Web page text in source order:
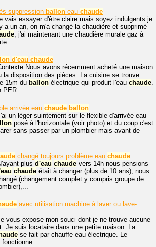
suppression ballon eau chaude
vais essayer d'être claire mais soyez indulgents je
a un an, on m'a changé la chaudière et supprimé
, j'ai maintenant une chaudière murale gaz à
d'eau chaude
Nous avons récemment acheté une maison
la disposition des pièces. La cuisine se trouve
15m du ballon électrique qui produit l'eau chaude.
PER...
arrivée eau chaude ballon
un léger suintement sur le flexible d'arrivée eau
posé à l'horizontale (voir photo) et du coup c'est
sans passer par un plombier mais avant de
changé toujours problème eau chaude
plus d'eau chaude vers 14h nous pensions
chaude était à changer (plus de 10 ans), nous
(changement complet y compris groupe de
avec utilisation machine à laver ou lave-
vous expose mon souci dont je ne trouve aucune
Je suis locataire dans une petite maison. La
se fait par chauffe-eau électrique. Le
fonctionne...